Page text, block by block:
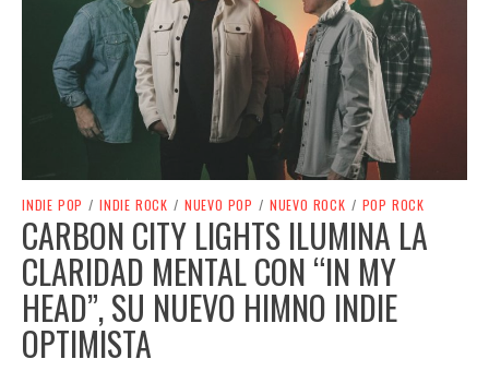
INDIE POP / INDIE ROCK / NUEVO POP / NUEVO ROCK / POP ROCK
CARBON CITY LIGHTS ILUMINA LA
CLARIDAD MENTAL CON “IN MY
HEAD”, SU NUEVO HIMNO INDIE
OPTIMISTA